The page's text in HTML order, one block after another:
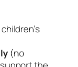
(no